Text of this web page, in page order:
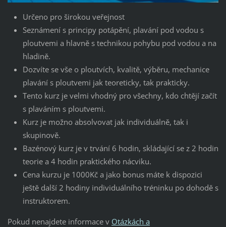
Určeno pro širokou veřejnost
Seznámení s principy potápění, plavání pod vodou s
ploutvemi a hlavně s technikou pohybu pod vodou a na
hladině.
Dozvíte se vše o ploutvích, kvalitě, výběru, mechanice
plavání s ploutvemi jak teoreticky, tak prakticky.
Tento kurz je velmi vhodný pro všechny, kdo chtějí začít
s plaváním s ploutvemi.
Kurz je možno absolvovat jak individuálně, tak i
skupinově.
Bazénový kurz je v trvání 6 hodin, skládající se z 2 hodin
teorie a 4 hodin praktického nácviku.
Cena kurzu je 1000Kč a jako bonus máte k dispozici
ještě další 2 hodiny individuálního tréninku po dohodě s
instruktorem.
Pokud nenajdete informace v Otázkách a